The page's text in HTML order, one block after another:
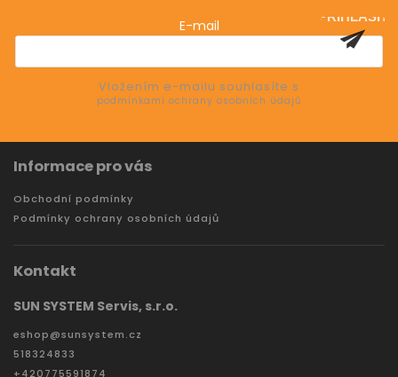
E-mail
Vložením e-mailu souhlasíte s
podmínkami ochrany osobních údajů
PŘIHLÁSIT
Informace pro vás
Obchodní podmínky
Podmínky ochrany osobních údajů
Kontakt
SUN SYSTEM Servis, s.r.o.
eshop@sunsystem.cz
518324833
+420775591874